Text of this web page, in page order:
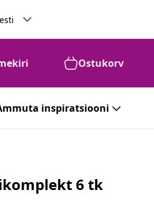
Ostukorv
inspiratsiooni
6 tk